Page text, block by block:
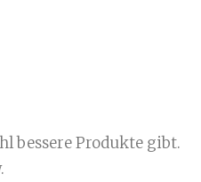
bessere Produkte gibt.